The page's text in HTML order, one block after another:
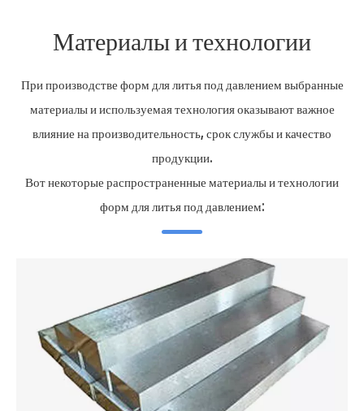
Материалы и технологии​​​​​
При производстве форм для литья под давлением выбранные
материалы и используемая технология оказывают важное
влияние на производительность, срок службы и качество
продукции.
Вот некоторые распространенные материалы и технологии
форм для литья под давлением: